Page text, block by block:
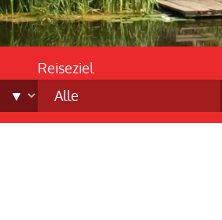
Reiseziel